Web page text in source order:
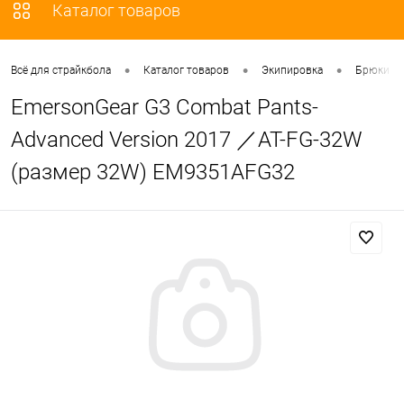
Каталог товаров
Всё для страйкбола • Каталог товаров • Экипировка • Брюки
EmersonGear G3 Combat Pants-
Advanced Version 2017 ／AT-FG-32W
(размер 32W) EM9351AFG32